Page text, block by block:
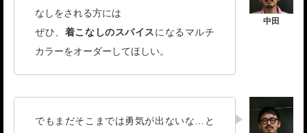
なしをされる方には
ぜひ、 着こなしのスパイスになるマルチ
カラーをオーダーしてほしい。
でもまだそこまでは勇気が出ないな…と